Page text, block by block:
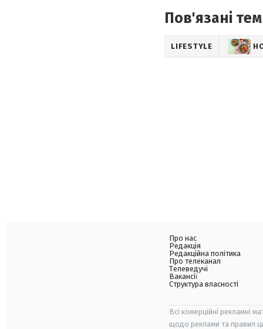
Пов'язані
LIFESTYLE
Про нас
Редакція
Редакційна політика
Про телеканал
Телеведучі
Вакансії
Структура власності
Всі комерційні рекламні
щодо реклами та правил